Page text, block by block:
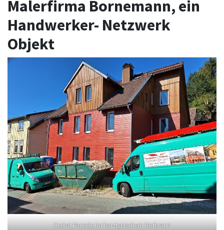
Malerfirma Bornemann, ein
Handwerker- Netzwerk
Objekt
Cedral Paneele im harztypischem Rotbraun